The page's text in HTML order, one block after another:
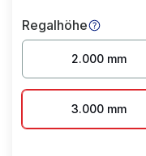
Regalhöhe
2.000 mm
3.000 mm